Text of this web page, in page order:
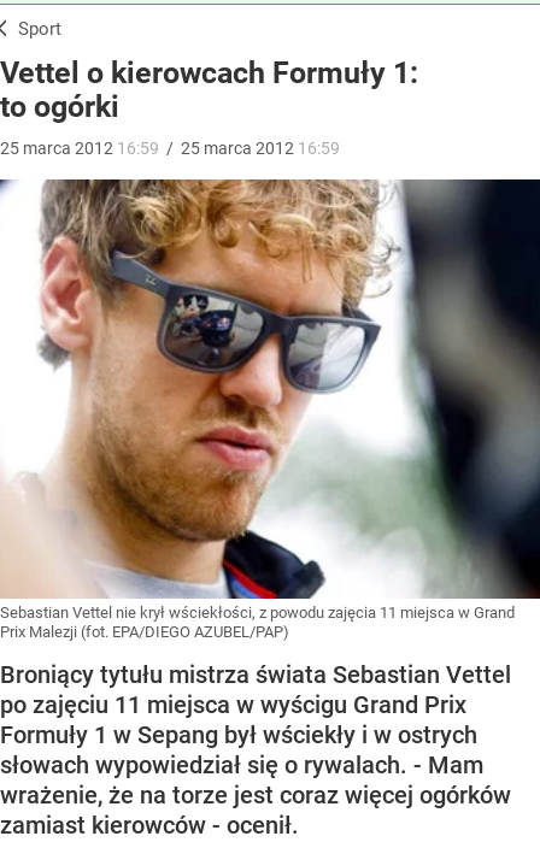
Sport
Vettel o kierowcach Formuły 1:
to ogórki
25 marca 2012 16:59 / 25 marca 2012 16:59
Sebastian Vettel nie krył wściekłości, z powodu zajęcia 11 miejsca w Grand
Prix Malezji (fot. EPA/DIEGO AZUBEL/PAP)
Broniący tytułu mistrza świata Sebastian Vettel
po zajęciu 11 miejsca w wyścigu Grand Prix
Formuły 1 w Sepang był wściekły i w ostrych
słowach wypowiedział się o rywalach. - Mam
wrażenie, że na torze jest coraz więcej ogórków
zamiast kierowców - ocenił.